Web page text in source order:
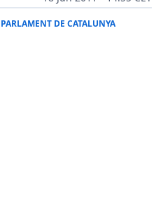
PARLAMENT DE CATALUNYA